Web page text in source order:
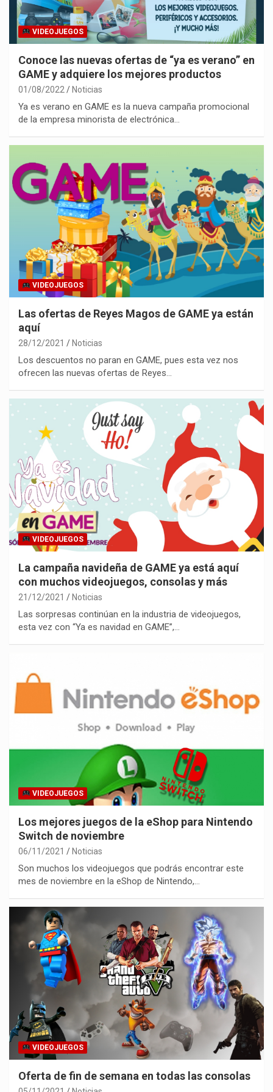
VIDEOJUEGOS
Conoce las nuevas ofertas de “ya es verano” en
GAME y adquiere los mejores productos
01/08/2022 Noticias
Ya es verano en GAME es la nueva campaña promocional
de la empresa minorista de electrónica…
VIDEOJUEGOS
Las ofertas de Reyes Magos de GAME ya están
aquí
28/12/2021 Noticias
Los descuentos no paran en GAME, pues esta vez nos
ofrecen las nuevas ofertas de Reyes…
VIDEOJUEGOS
La campaña navideña de GAME ya está aquí
con muchos videojuegos, consolas y más
21/12/2021 Noticias
Las sorpresas continúan en la industria de videojuegos,
esta vez con “Ya es navidad en GAME”,…
VIDEOJUEGOS
Los mejores juegos de la eShop para Nintendo
Switch de noviembre
06/11/2021 Noticias
Son muchos los videojuegos que podrás encontrar este
mes de noviembre en la eShop de Nintendo,…
VIDEOJUEGOS
Oferta de fin de semana en todas las consolas